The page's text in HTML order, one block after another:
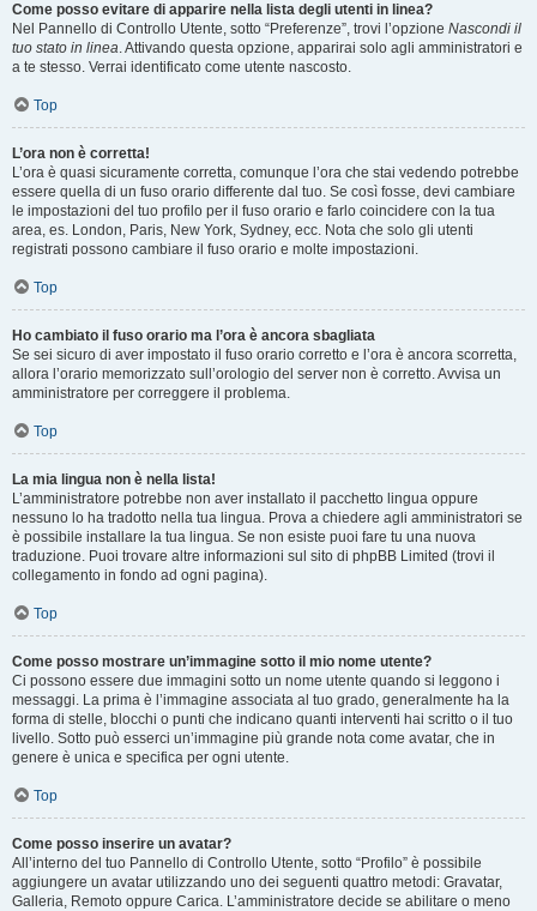
Come posso evitare di apparire nella lista degli utenti in linea?
Nel Pannello di Controllo Utente, sotto “Preferenze”, trovi l’opzione Nascondi il
tuo stato in linea. Attivando questa opzione, apparirai solo agli amministratori e
a te stesso. Verrai identificato come utente nascosto.
Top
L’ora non è corretta!
L’ora è quasi sicuramente corretta, comunque l’ora che stai vedendo potrebbe
essere quella di un fuso orario differente dal tuo. Se così fosse, devi cambiare
le impostazioni del tuo profilo per il fuso orario e farlo coincidere con la tua
area, es. London, Paris, New York, Sydney, ecc. Nota che solo gli utenti
registrati possono cambiare il fuso orario e molte impostazioni.
Top
Ho cambiato il fuso orario ma l’ora è ancora sbagliata
Se sei sicuro di aver impostato il fuso orario corretto e l’ora è ancora scorretta,
allora l’orario memorizzato sull’orologio del server non è corretto. Avvisa un
amministratore per correggere il problema.
Top
La mia lingua non è nella lista!
L’amministratore potrebbe non aver installato il pacchetto lingua oppure
nessuno lo ha tradotto nella tua lingua. Prova a chiedere agli amministratori se
è possibile installare la tua lingua. Se non esiste puoi fare tu una nuova
traduzione. Puoi trovare altre informazioni sul sito di phpBB Limited (trovi il
collegamento in fondo ad ogni pagina).
Top
Come posso mostrare un’immagine sotto il mio nome utente?
Ci possono essere due immagini sotto un nome utente quando si leggono i
messaggi. La prima è l’immagine associata al tuo grado, generalmente ha la
forma di stelle, blocchi o punti che indicano quanti interventi hai scritto o il tuo
livello. Sotto può esserci un’immagine più grande nota come avatar, che in
genere è unica e specifica per ogni utente.
Top
Come posso inserire un avatar?
All’interno del tuo Pannello di Controllo Utente, sotto “Profilo” è possibile
aggiungere un avatar utilizzando uno dei seguenti quattro metodi: Gravatar,
Galleria, Remoto oppure Carica. L’amministratore decide se abilitare o meno